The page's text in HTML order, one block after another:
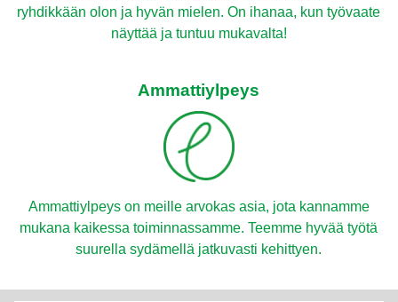
ryhdikkään olon ja hyvän mielen. On ihanaa, kun työvaate
näyttää ja tuntuu mukavalta!
Ammattiylpeys
Ammattiylpeys on meille arvokas asia, jota kannamme
mukana kaikessa toiminnassamme. Teemme hyvää työtä
suurella sydämellä jatkuvasti kehittyen.